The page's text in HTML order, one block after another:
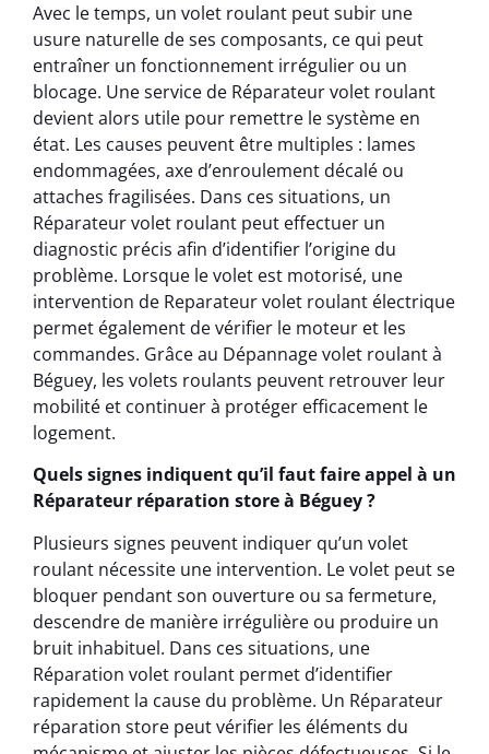
Avec le temps, un volet roulant peut subir une
usure naturelle de ses composants, ce qui peut
entraîner un fonctionnement irrégulier ou un
blocage. Une service de Réparateur volet roulant
devient alors utile pour remettre le système en
état. Les causes peuvent être multiples : lames
endommagées, axe d’enroulement décalé ou
attaches fragilisées. Dans ces situations, un
Réparateur volet roulant peut effectuer un
diagnostic précis afin d’identifier l’origine du
problème. Lorsque le volet est motorisé, une
intervention de Reparateur volet roulant électrique
permet également de vérifier le moteur et les
commandes. Grâce au Dépannage volet roulant à
Béguey, les volets roulants peuvent retrouver leur
mobilité et continuer à protéger efficacement le
logement.
Quels signes indiquent qu’il faut faire appel à un
Réparateur réparation store à Béguey ?
Plusieurs signes peuvent indiquer qu’un volet
roulant nécessite une intervention. Le volet peut se
bloquer pendant son ouverture ou sa fermeture,
descendre de manière irrégulière ou produire un
bruit inhabituel. Dans ces situations, une
Réparation volet roulant permet d’identifier
rapidement la cause du problème. Un Réparateur
réparation store peut vérifier les éléments du